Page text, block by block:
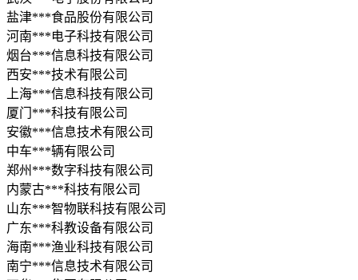
盐津***食品股份有限公司
河南***电子科技有限公司
烟台***信息科技有限公司
西安***技术有限公司
上海***信息科技有限公司
厦门***科技有限公司
安徽***信息技术有限公司
中车***辆有限公司
郑州***数字科技有限公司
内蒙古***科技有限公司
山东***智物联科技有限公司
广东***科教设备有限公司
海南***渔业科技有限公司
南宁***信息技术有限公司